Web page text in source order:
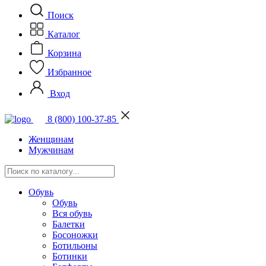
Поиск
Каталог
Корзина
Избранное
Вход
8 (800) 100-37-85
Женщинам
Мужчинам
Обувь
Обувь
Вся обувь
Балетки
Босоножки
Ботильоны
Ботинки